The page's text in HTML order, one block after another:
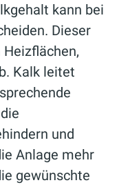
kann bei
Dieser
Kalk leitet
und
Anlage mehr
gewünschte